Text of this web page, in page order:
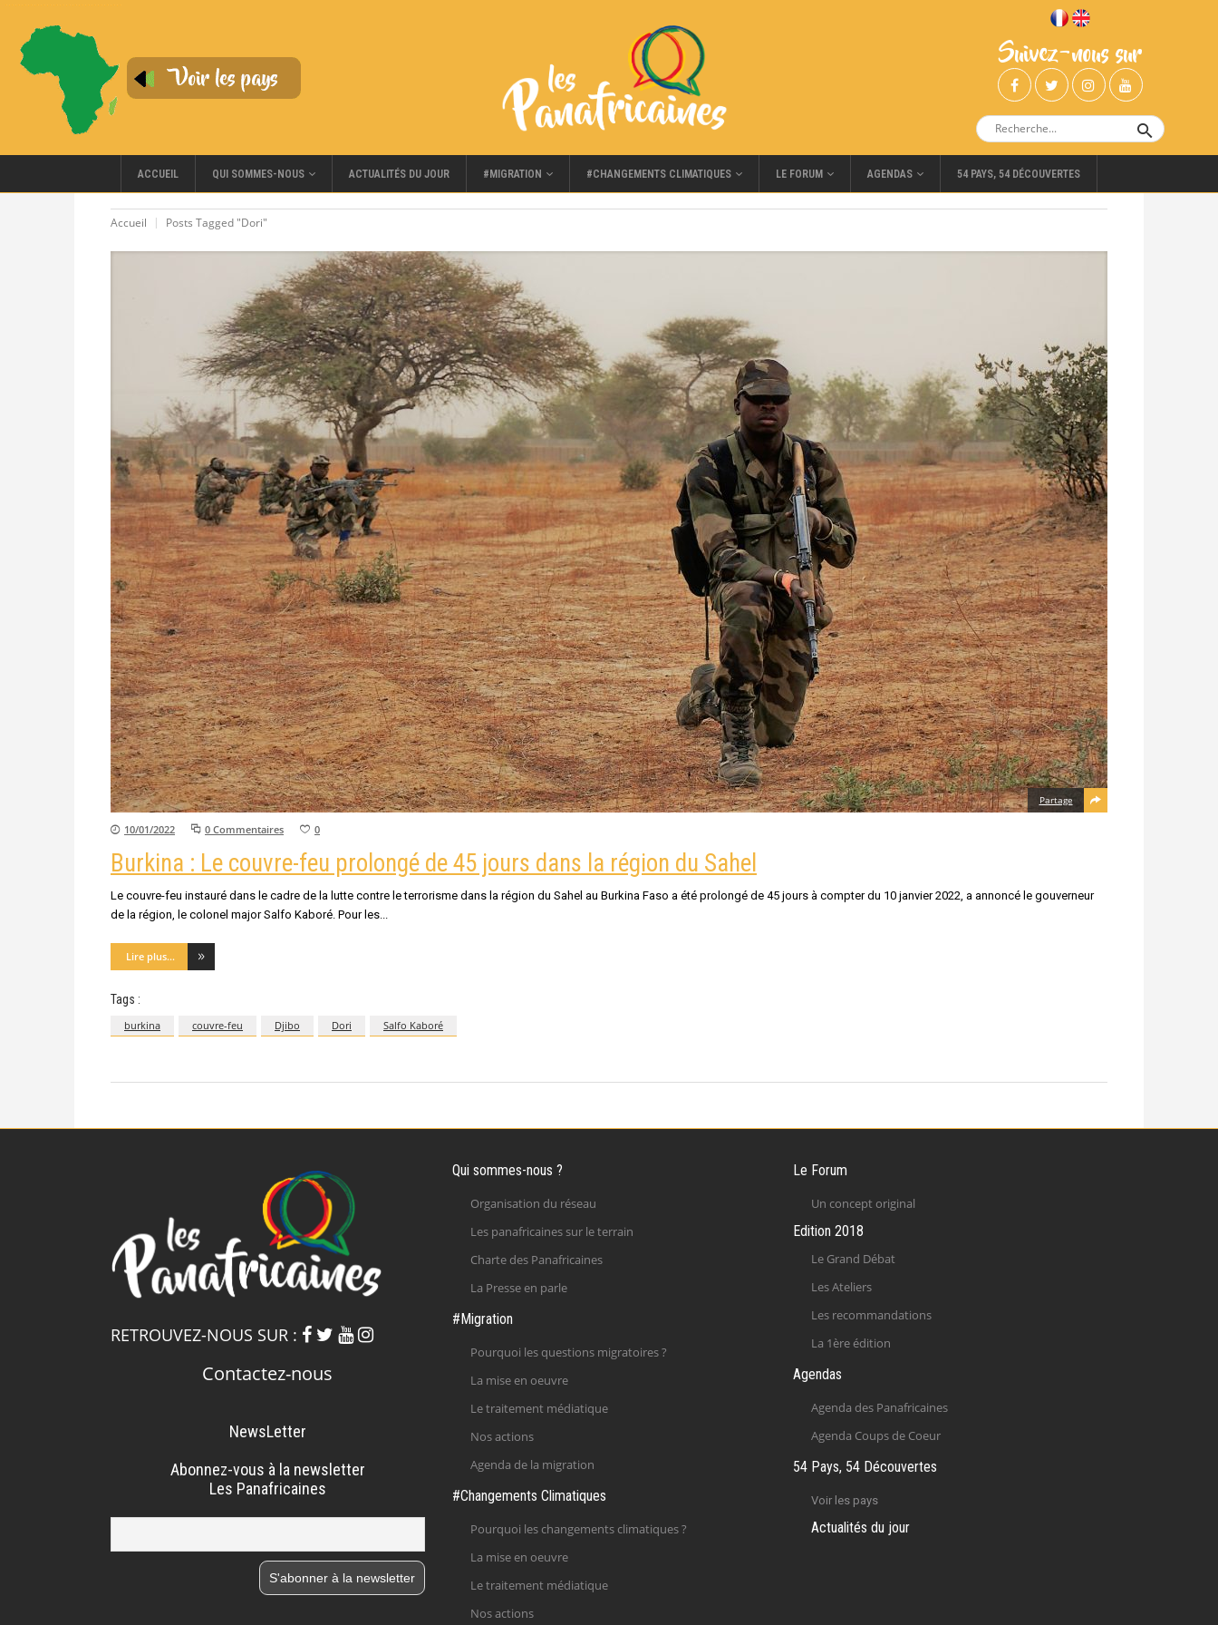
Suivez-nous sur
ACCUEIL QUI SOMMES-NOUS ACTUALITÉS DU JOUR #MIGRATION #CHANGEMENTS CLIMATIQUES LE FORUM AGENDAS 54 PAYS, 54 DÉCOUVERTES
Accueil Posts Tagged "Dori"
Partage
10/01/2022 0 Commentaires 0
Burkina : Le couvre-feu prolongé de 45 jours dans la région du Sahel
Le couvre-feu instauré dans le cadre de la lutte contre le terrorisme dans la région du Sahel au Burkina Faso a été prolongé de 45 jours à compter du 10 janvier 2022, a annoncé le gouverneur
de la région, le colonel major Salfo Kaboré. Pour les
Lire plus...
Tags :
burkina couvre-feu Djibo Dori Salfo Kaboré
RETROUVEZ-NOUS SUR :
Contactez-nous
NewsLetter
Abonnez-vous à la newsletter
Les Panafricaines
Qui sommes-nous ?
Organisation du réseau
Les panafricaines sur le terrain
Charte des Panafricaines
La Presse en parle
#Migration
Pourquoi les questions migratoires ?
La mise en oeuvre
Le traitement médiatique
Nos actions
Agenda de la migration
#Changements Climatiques
Pourquoi les changements climatiques ?
La mise en oeuvre
Le traitement médiatique
Nos actions
Le Forum
Un concept original
Edition 2018
Le Grand Débat
Les Ateliers
Les recommandations
La 1ère édition
Agendas
Agenda des Panafricaines
Agenda Coups de Coeur
54 Pays, 54 Découvertes
Voir les pays
Actualités du jour